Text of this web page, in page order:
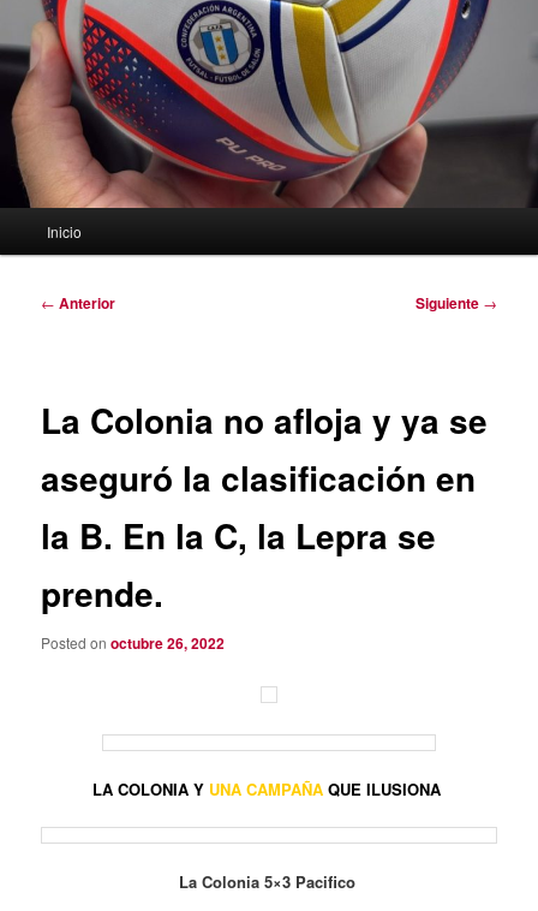
Inicio
Navegación
← Anterior Siguiente →
La Colonia no afloja y ya se
aseguró la clasificación en
la B. En la C, la Lepra se
prende.
Posted onoctubre 26, 2022
LA COLONIA Y UNA CAMPAÑA QUE ILUSIONA
La Colonia 5×3 Pacifico